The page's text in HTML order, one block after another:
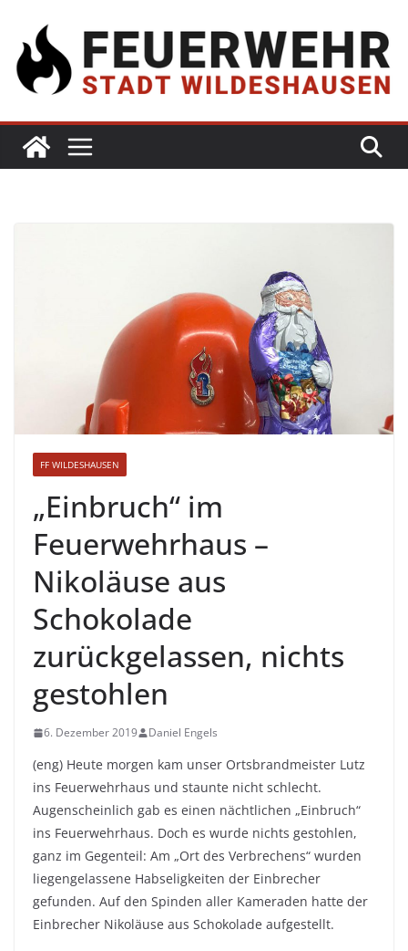
FF WILDESHAUSEN
„Einbruch“ im
Feuerwehrhaus –
Nikoläuse aus
Schokolade
zurückgelassen, nichts
gestohlen
6. Dezember 2019 Daniel Engels
(eng) Heute morgen kam unser Ortsbrandmeister Lutz
ins Feuerwehrhaus und staunte nicht schlecht.
Augenscheinlich gab es einen nächtlichen „Einbruch“
ins Feuerwehrhaus. Doch es wurde nichts gestohlen,
ganz im Gegenteil: Am „Ort des Verbrechens“ wurden
liegengelassene Habseligkeiten der Einbrecher
gefunden. Auf den Spinden aller Kameraden hatte der
Einbrecher Nikoläuse aus Schokolade aufgestellt.